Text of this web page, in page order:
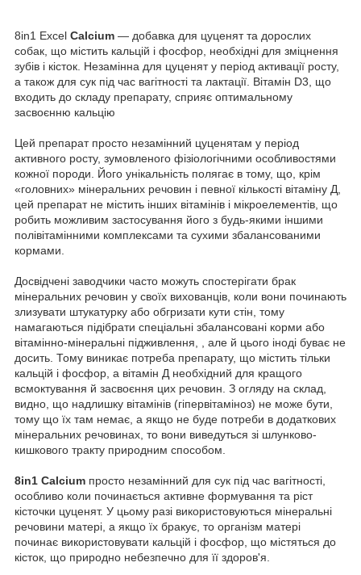
8in1 Excel Calcium — добавка для цуценят та дорослих
собак, що містить кальцій і фосфор, необхідні для зміцнення
зубів і кісток. Незамінна для цуценят у період активації росту,
а також для сук під час вагітності та лактації. Вітамін D3, що
входить до складу препарату, сприяє оптимальному
засвоєнню кальцію
Цей препарат просто незамінний цуценятам у період
активного росту, зумовленого фізіологічними особливостями
кожної породи. Його унікальність полягає в тому, що, крім
«головних» мінеральних речовин і певної кількості вітаміну Д,
цей препарат не містить інших вітамінів і мікроелементів, що
робить можливим застосування його з будь-якими іншими
полівітамінними комплексами та сухими збалансованими
кормами.
Досвідчені заводчики часто можуть спостерігати брак
мінеральних речовин у своїх вихованців, коли вони починають
злизувати штукатурку або обгризати кути стін, тому
намагаються підібрати спеціальні збалансовані корми або
вітамінно-мінеральні підживлення, , але й цього іноді буває не
досить. Тому виникає потреба препарату, що містить тільки
кальцій і фосфор, а вітамін Д необхідний для кращого
всмоктування й засвоєння цих речовин. З огляду на склад,
видно, що надлишку вітамінів (гіпервітаміноз) не може бути,
тому що їх там немає, а якщо не буде потреби в додаткових
мінеральних речовинах, то вони виведуться зі шлунково-
кишкового тракту природним способом.
8in1 Calcium просто незамінний для сук під час вагітності,
особливо коли починається активне формування та ріст
кісточки цуценят. У цьому разі використовуються мінеральні
речовини матері, а якщо їх бракує, то організм матері
починає використовувати кальцій і фосфор, що містяться до
кісток, що природно небезпечно для її здоров'я.